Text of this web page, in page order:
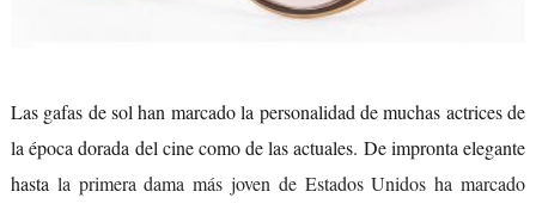
Las gafas de sol han marcado la personalidad de muchas actrices de
la época dorada del cine como de las actuales. De impronta elegante
hasta la primera dama más joven de Estados Unidos ha marcado